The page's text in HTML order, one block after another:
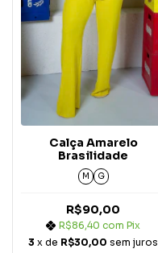
Calça Amarelo
Brasilidade
M G
R$90,00
R$86,40com Pix
3 x de R$30,00 sem juros